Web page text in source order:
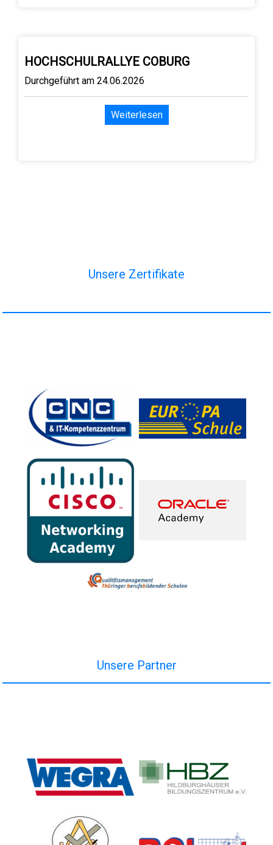
HOCHSCHULRALLYE COBURG
Durchgeführt am 24.06.2026
Weiterlesen
Unsere Zertifikate
Unsere Partner